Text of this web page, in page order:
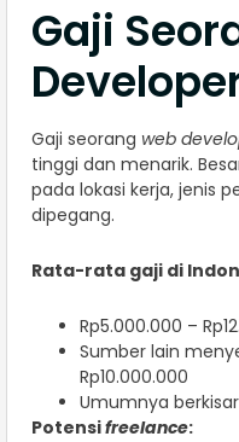
Gaji
Gaji seorang web
tinggi dan menarik.
pada lokasi kerja, jenis
dipegang.
Rata-rata gaji di
Rp5.000.000 –
Sumber lain
Rp10.000.000
Umumnya berkisar
Potensifreelance: